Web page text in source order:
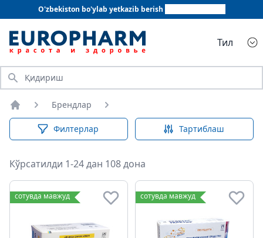
O'zbekiston bo'ylab yetkazib berish
Тил
Қидириш
Бош саҳифа
Брендлар
Филтерлар Тартиблаш
Кўрсатилди 1-24 дан 108 дона
сотувда мавжуд сотувда мавжуд